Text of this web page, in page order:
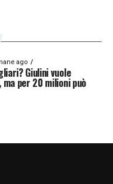
ago
Giulini vuole
per 20 milioni può